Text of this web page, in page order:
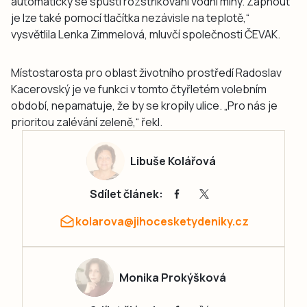
je lze také pomocí tlačítka nezávisle na teplotě,“
vysvětlila Lenka Zimmelová, mluvčí společnosti ČEVAK.
Místostarosta pro oblast životního prostředí Radoslav
Kacerovský je ve funkci v tomto čtyřletém volebním
období, nepamatuje, že by se kropily ulice. „Pro nás je
prioritou zalévání zeleně,“ řekl.
Libuše Kolářová
Sdílet článek:
kolarova@jihocesketydeniky.cz
Monika Prokýšková